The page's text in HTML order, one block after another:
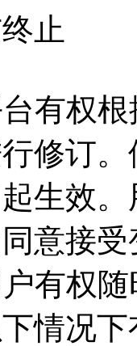
止
有权
修订
生效
意接
有权
情况